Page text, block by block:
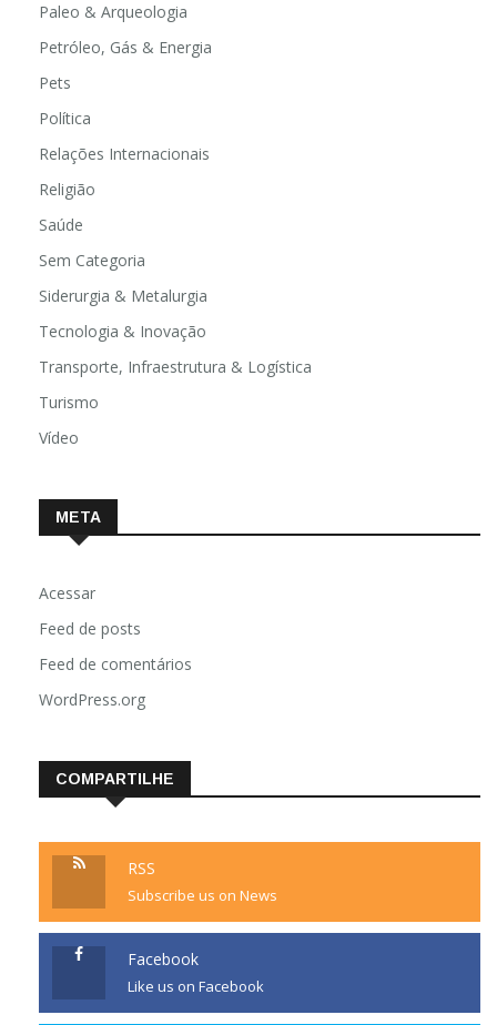
Paleo & Arqueologia
Petróleo, Gás & Energia
Pets
Política
Relações Internacionais
Religião
Saúde
Sem Categoria
Siderurgia & Metalurgia
Tecnologia & Inovação
Transporte, Infraestrutura & Logística
Turismo
Vídeo
META
Acessar
Feed de posts
Feed de comentários
WordPress.org
COMPARTILHE
RSS
Subscribe us on News
Facebook
Like us on Facebook